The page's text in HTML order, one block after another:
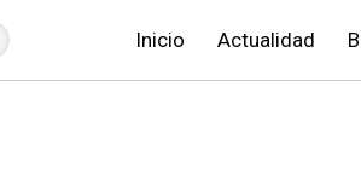
Inicio Actualidad